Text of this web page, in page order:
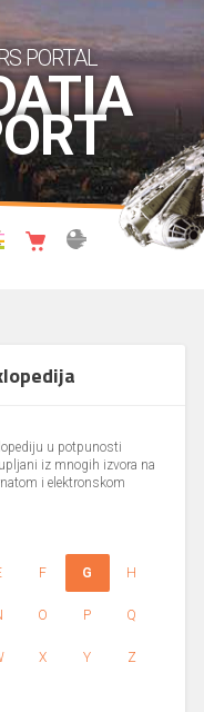
PORTAL
u potpunosti
iz mnogih izvora na
i elektronskom
F G H
O P Q
X Y Z